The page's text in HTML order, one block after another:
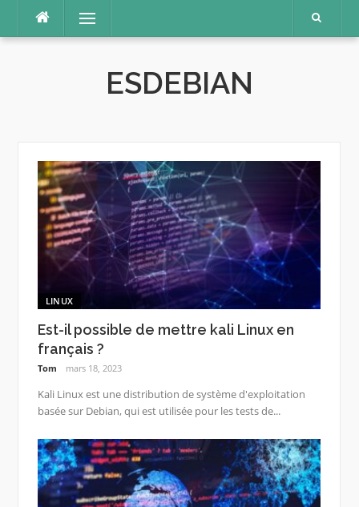
contenu
Menu
ESDEBIAN
LINUX
Est-il possible de mettre kali Linux en
français ?
Tom mars 18, 2023
Kali Linux est une distribution de système d'exploitation
basée sur Debian, qui est utilisée pour les tests de...